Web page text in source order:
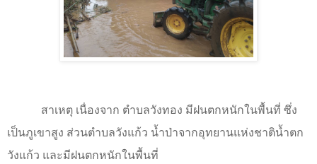
สาเหตุ เนื่องจาก ตำบลวังทอง มีฝนตกหนักในพื้นที่ ซึ่ง
เป็นภูเขาสูง ส่วนตำบลวังแก้ว น้ำป่าจากอุทยานแห่งชาติน้ำตก
วังแก้ว และมีฝนตกหนักในพื้นที่